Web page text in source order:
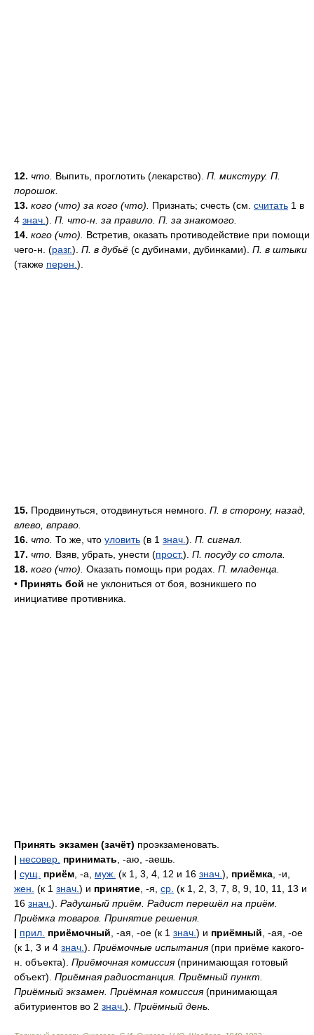
12. что. Выпить, проглотить (лекарство). П. микстуру. П.
порошок.
13. кого (что) за кого (что). Признать; счесть (см. считать 1 в
4 знач. ). П. что-н. за правило. П. за знакомого.
14. кого (что).
Встретив, оказать противодействие при помощи
чего-н. (разг.). П. в дубьё (с дубинами, дубинками). П. в штыки
(также перен. ).
15. Продвинуться, отодвинуться немного. П. в сторону, назад,
влево, вправо.
16. что. То же, что уловить (в 1 знач. ). П. сигнал.
17. что. Взяв, убрать, унести (прост.). П. посуду со стола.
18. кого (что). Оказать помощь при родах. П. младенца.
• Принять бой не уклониться от боя, возникшего по
инициативе противника.
Принять экзамен (зачёт) проэкзаменовать.
| несовер. принимать , -аю, -аешь.
| сущ. приём , -а, муж. (к 1, 3, 4, 12 и 16 знач. ), приёмка , -и,
жен. (к 1 знач. ) и принятие , -я, ср. (к 1, 2, 3, 7, 8, 9, 10, 11, 13 и
16 знач. ). Радушный приём. Радист перешёл на приём.
Приёмка товаров. Принятие решения.
| прил. приёмочный , -ая, -ое (к 1 знач. ) и приёмный , -ая, -ое
(к 1, 3 и 4 знач. ). Приёмочные испытания(при приёме какого-
н. объекта). Приёмочная комиссия(принимающая готовый
объект). Приёмная радиостанция. Приёмный пункт.
Приёмный экзамен. Приёмная комиссия(принимающая
абитуриентов во 2 знач. ). Приёмный день.